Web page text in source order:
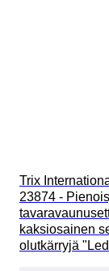
Trix
23874 -
kaksiosainen
olutkärryjä